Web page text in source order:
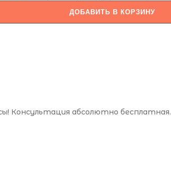
ДОБАВИТЬ В КОРЗИНУ
Консультация абсолютно бесплатная.